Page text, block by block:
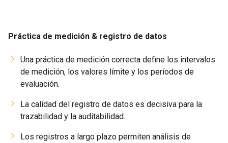
Práctica de medición & registro de datos
Una práctica de medición correcta define los intervalos
de medición, los valores límite y los períodos de
evaluación.
La calidad del registro de datos es decisiva para la
trazabilidad y la auditabilidad.
Los registros a largo plazo permiten análisis de